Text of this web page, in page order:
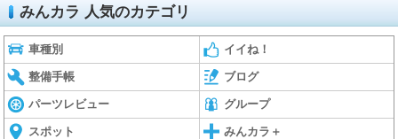
みんカラ 人気のカテゴリ
車種別 イイね！
整備手帳 ブログ
パーツレビュー グループ
スポット みんカラ＋